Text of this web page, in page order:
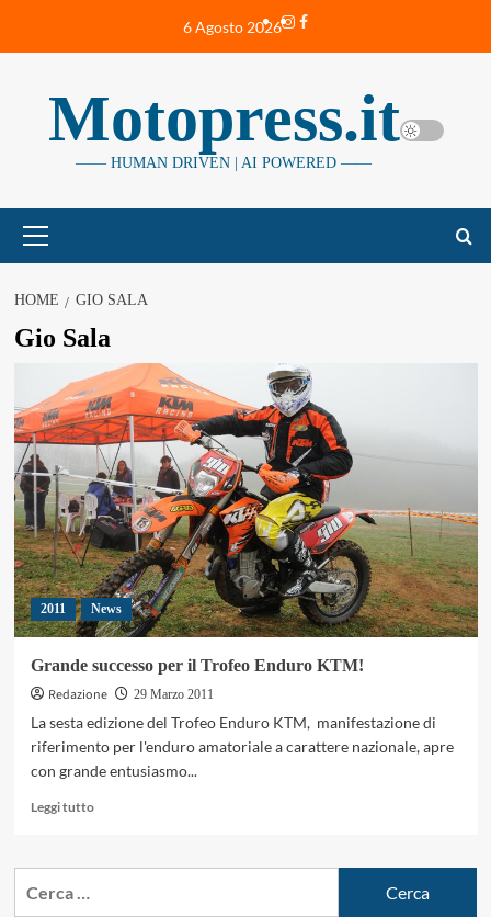
6 Agosto 2026Instagram
Facebook
Motopress.it
—— HUMAN DRIVEN | AI POWERED ——
principale
HOME GIO SALA
Gio Sala
2011 News
Grande successo per il Trofeo Enduro KTM!
Redazione
29 Marzo 2011
La sesta edizione del Trofeo Enduro KTM, manifestazione di
riferimento per l'enduro amatoriale a carattere nazionale, apre
con grande entusiasmo...
Leggi tuttoLeggi
su